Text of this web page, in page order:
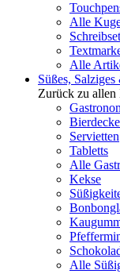
Alle
Alle
Süßes,
Zurück zu allen
Servietten
Tabletts
Alle
Kekse
Alle